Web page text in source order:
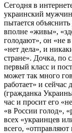
Сегодня в
украинский
пытается
вполне «живы»,
голодают», он «не
«нет дела», и
стране». Дочка, по
первый класс и
может так много
работает» и сейчас
(гражданка
час и просит его
«в России голод»,
всех «украинцев
всего, «отправляют